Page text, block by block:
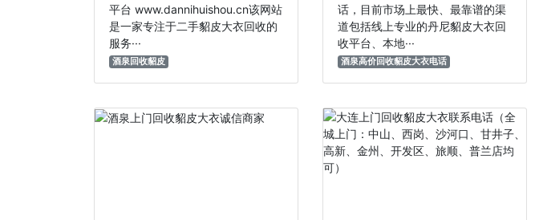
平台 www.dannihuishou.cn该网站
是一家专注于‌二手貂皮大衣回收‌的
服务···
酒泉回收貂皮
话，目前市场上最快、最靠谱的渠
道包括线上专业的丹尼貂皮大衣回
收平台、本地···
酒泉高价回收貂皮大衣电话